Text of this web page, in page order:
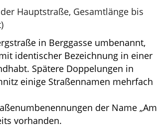
Hauptstraße, Gesamtlänge bis
in Berggasse umbenannt,
identischer Bezeichnung in einer
Spätere Doppelungen in
einige Straßennamen mehrfach
der Name „Am
vorhanden.